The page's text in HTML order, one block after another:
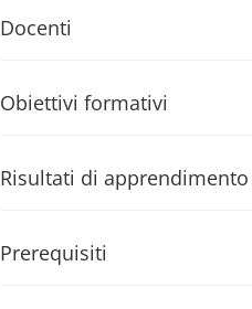
Docenti
Obiettivi formativi
Risultati di apprendimento
Prerequisiti